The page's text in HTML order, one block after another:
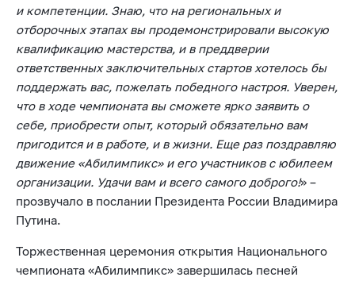
и компетенции. Знаю, что на региональных и
отборочных этапах вы продемонстрировали высокую
квалификацию мастерства, и в преддверии
ответственных заключительных стартов хотелось бы
поддержать вас, пожелать победного настроя. Уверен,
что в ходе чемпионата вы сможете ярко заявить о
себе, приобрести опыт, который обязательно вам
пригодится и в работе, и в жизни. Еще раз поздравляю
движение «Абилимпикс» и его участников с юбилеем
организации. Удачи вам и всего самого доброго!» –
прозвучало в послании Президента России Владимира
Путина.
Торжественная церемония открытия Национального
чемпионата «Абилимпикс» завершилась песней